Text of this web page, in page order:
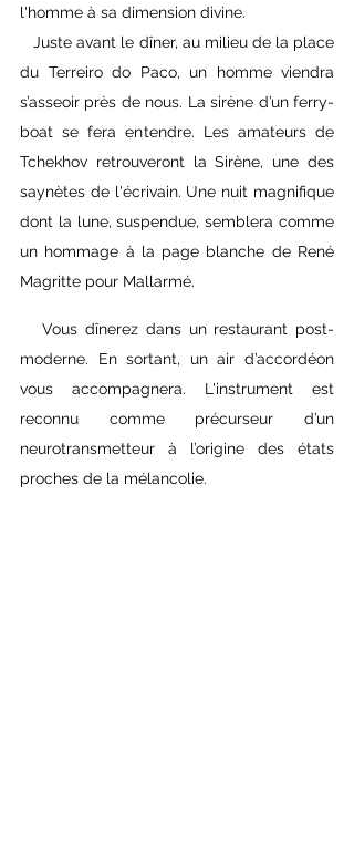
l'homme à sa dimension divine.
du Terreiro do Paco, un homme viendra
s’asseoir près de nous. La sirène d’un ferry-
boat se fera entendre. Les amateurs de
Tchekhov retrouveront la Sirène, une des
saynètes de l'écrivain. Une nuit magnifique
dont la lune, suspendue, semblera comme
un hommage à la page blanche de René
Magritte pour Mallarmé.
   Vous dînerez dans un restaurant post-
moderne. En sortant, un air d’accordéon
vous accompagnera. L'instrument est
reconnu comme précurseur d’un
neurotransmetteur à l’origine des états
proches de la mélancolie.